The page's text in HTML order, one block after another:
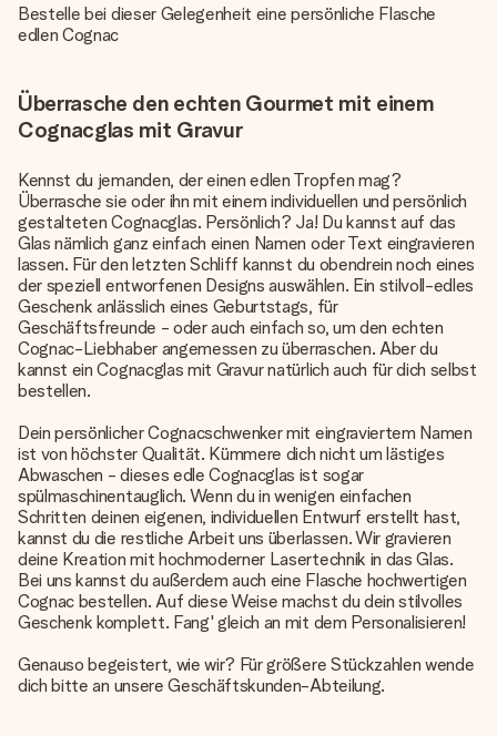
Bestelle bei dieser Gelegenheit eine persönliche Flasche
edlen Cognac
Überrasche den echten Gourmet mit einem
Cognacglas mit Gravur
Kennst du jemanden, der einen edlen Tropfen mag?
Überrasche sie oder ihn mit einem individuellen und persönlich
gestalteten Cognacglas. Persönlich? Ja! Du kannst auf das
Glas nämlich ganz einfach einen Namen oder Text eingravieren
lassen. Für den letzten Schliff kannst du obendrein noch eines
der speziell entworfenen Designs auswählen. Ein stilvoll-edles
Geschenk anlässlich eines Geburtstags, für
Geschäftsfreunde - oder auch einfach so, um den echten
Cognac-Liebhaber angemessen zu überraschen. Aber du
kannst ein Cognacglas mit Gravur natürlich auch für dich selbst
bestellen.
Dein persönlicher Cognacschwenker mit eingraviertem Namen
ist von höchster Qualität. Kümmere dich nicht um lästiges
Abwaschen - dieses edle Cognacglas ist sogar
spülmaschinentauglich. Wenn du in wenigen einfachen
Schritten deinen eigenen, individuellen Entwurf erstellt hast,
kannst du die restliche Arbeit uns überlassen. Wir gravieren
deine Kreation mit hochmoderner Lasertechnik in das Glas.
Bei uns kannst du außerdem auch eine Flasche hochwertigen
Cognac bestellen. Auf diese Weise machst du dein stilvolles
Geschenk komplett. Fang' gleich an mit dem Personalisieren!
Genauso begeistert, wie wir? Für größere Stückzahlen wende
dich bitte an unsere Geschäftskunden-Abteilung.